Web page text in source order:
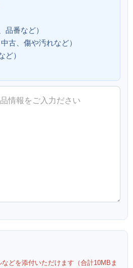
品番など）
古、傷や汚れなど）
ど）
どを添付いただけます（合計10MBま